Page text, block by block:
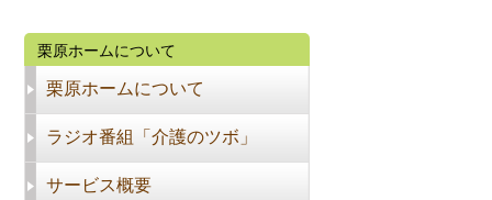
栗原ホームについて
栗原ホームについて
ラジオ番組「介護のツボ」
サービス概要